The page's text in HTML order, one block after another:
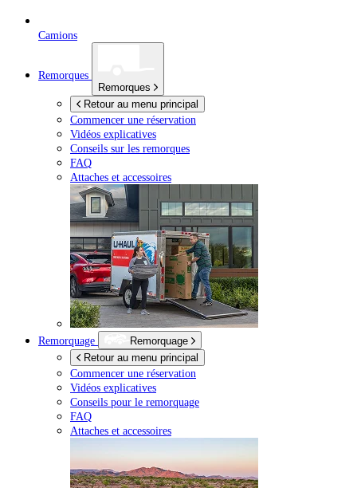
Camions
Remorques
Remorques
Retour au menu principal
Commencer une réservation
Vidéos explicatives
Conseils sur les remorques
FAQ
Attaches et accessoires
Remorquage
Remorquage
Retour au menu principal
Commencer une réservation
Vidéos explicatives
Conseils pour le remorquage
FAQ
Attaches et accessoires